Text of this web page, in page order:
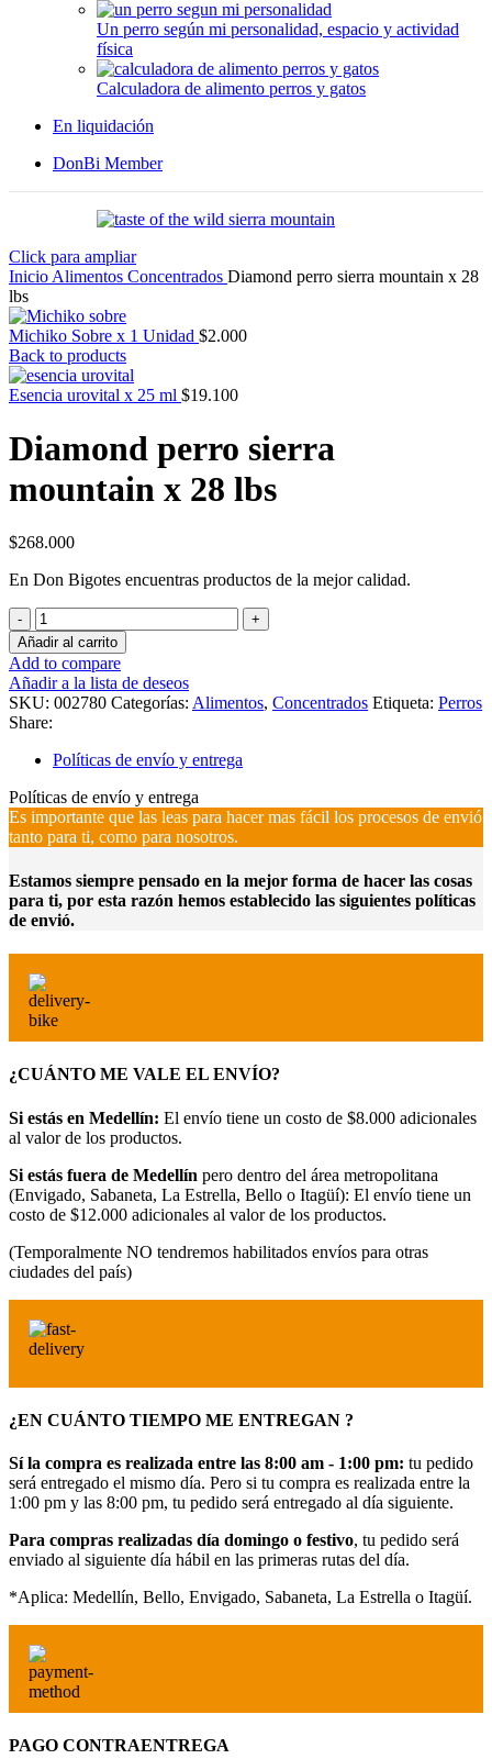
Un perro según mi personalidad, espacio y actividad
física
Calculadora de alimento perros y gatos
En liquidación
DonBi Member
Click para ampliar
Inicio Alimentos Concentrados Diamond perro sierra mountain x 28
lbs
Michiko Sobre x 1 Unidad $2.000
Back to products
Esencia urovital x 25 ml $19.100
Diamond perro sierra
mountain x 28 lbs
$268.000
En Don Bigotes encuentras productos de la mejor calidad.
Diamond
perro
sierra
mountain
x
28
lbs
cantidad
Añadir al carrito
Add to compare
Añadir a la lista de deseos
SKU: 002780 Categorías: Alimentos, Concentrados Etiqueta: Perros
Share:
Políticas de envío y entrega
Políticas de envío y entrega
Es importante que las leas para hacer mas fácil los procesos de envió
tanto para ti, como para nosotros.
Estamos siempre pensado en la mejor forma de hacer las cosas
para ti, por esta razón hemos establecido las siguientes políticas
de envió.
¿CUÁNTO ME VALE EL ENVÍO?
Si estás en Medellín: El envío tiene un costo de $8.000 adicionales
al valor de los productos.
Si estás fuera de Medellín pero dentro del área metropolitana
(Envigado, Sabaneta, La Estrella, Bello o Itagüí): El envío tiene un
costo de $12.000 adicionales al valor de los productos.
(Temporalmente NO tendremos habilitados envíos para otras
ciudades del país)
¿EN CUÁNTO TIEMPO ME ENTREGAN ?
Sí la compra es realizada entre las 8:00 am - 1:00 pm: tu pedido
será entregado el mismo día. Pero si tu compra es realizada entre la
1:00 pm y las 8:00 pm, tu pedido será entregado al día siguiente.
Para compras realizadas día domingo o festivo, tu pedido será
enviado al siguiente día hábil en las primeras rutas del día.
*Aplica: Medellín, Bello, Envigado, Sabaneta, La Estrella o Itagüí.
PAGO CONTRAENTREGA